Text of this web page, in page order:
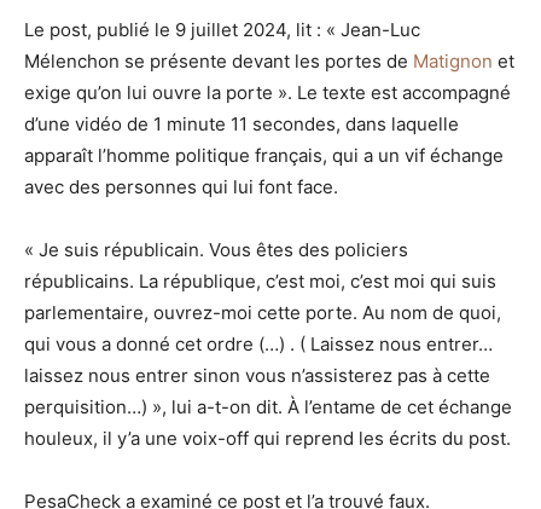
Le post, publié le 9 juillet 2024, lit : « Jean-Luc
Mélenchon se présente devant les portes de Matignon et
exige qu’on lui ouvre la porte ». Le texte est accompagné
d’une vidéo de 1 minute 11 secondes, dans laquelle
apparaît l’homme politique français, qui a un vif échange
avec des personnes qui lui font face.
« Je suis républicain. Vous êtes des policiers
républicains. La république, c’est moi, c’est moi qui suis
parlementaire, ouvrez-moi cette porte. Au nom de quoi,
qui vous a donné cet ordre (…) . ( Laissez nous entrer…
laissez nous entrer sinon vous n’assisterez pas à cette
perquisition…) », lui a-t-on dit. À l’entame de cet échange
houleux, il y’a une voix-off qui reprend les écrits du post.
PesaCheck a examiné ce post et l’a trouvé faux.